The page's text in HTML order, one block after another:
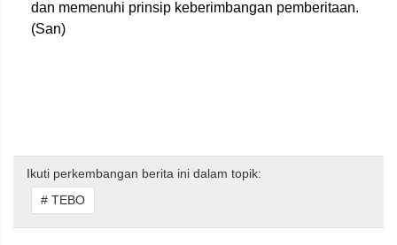
dan memenuhi prinsip keberimbangan pemberitaan.
(San)
Ikuti perkembangan berita ini dalam topik:
# TEBO